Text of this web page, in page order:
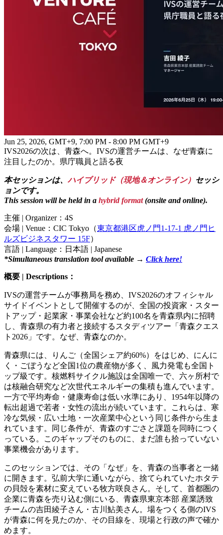
Jun 25, 2026, GMT+9, 7:00 PM - 8:00 PM GMT+9
IVS2026の次は、青森へ。IVSの運営チームは、なぜ青森に
注目したのか。県庁職員と語る夜
本セッションは、 ハイブリッド（現地＆オンライン） セッシ
ョンです。
This session will be held in a hybrid format(onsite and online).
主催 | Organizer：4S
会場 | Venue：CIC Tokyo（東京都港区虎ノ門1-17-1 虎ノ門ヒ
ルズビジネスタワー 15F）
言語 | Language：日本語 | Japanese
*Simultaneous translation tool available → Click here!
概要 | Descriptions：
IVSの運営チームが事務局を務め、IVS2026のオフィシャル
サイドイベントとして開催するのが、全国の投資家・スター
トアップ・起業家・事業会社など約100名を青森県内に招聘
し、青森県の有力者と接続するスタディツアー「青森クエス
ト2026」です。なぜ、青森なのか。
青森県には、りんご（全国シェア約60%）をはじめ、にんに
く・ごぼうなど全国1位の農産物が多く、風力発電も全国ト
ップ級です。核燃料サイクル施設は全国唯一で、六ヶ所村で
は核融合研究など次世代エネルギーの集積も進んでいます。
一方で平均寿命・健康寿命は低い水準にあり、1954年以降の
転出超過で若者・女性の流出が続いています。これらは、寒
冷な気候・広い土地・一次産業中心という同じ条件から生ま
れています。同じ条件が、青森のすごさと課題を同時につく
っている。このギャップそのものに、まだ誰も拾っていない
事業機会があります。
このセッションでは、その「なぜ」を、青森の当事者と一緒
に開きます。弘前大学に通いながら、捨てられていたホタテ
の貝殻を素材に変えている牧方咲良さん。そして、首都圏の
企業に青森を売り込む側にいる、青森県東京本部 産業誘致
チームの吉田綾子さん・古川鮎美さん。場をつくる側のIVS
が青森に何を見たのか、その目線を、現場と行政の声で確か
めます。